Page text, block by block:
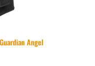
Angel